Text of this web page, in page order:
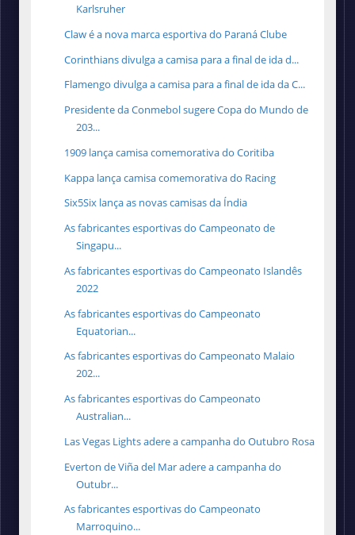
Karlsruher
Claw é a nova marca esportiva do Paraná Clube
Corinthians divulga a camisa para a final de ida d...
Flamengo divulga a camisa para a final de ida da C...
Presidente da Conmebol sugere Copa do Mundo de
203...
1909 lança camisa comemorativa do Coritiba
Kappa lança camisa comemorativa do Racing
Six5Six lança as novas camisas da Índia
As fabricantes esportivas do Campeonato de
Singapu...
As fabricantes esportivas do Campeonato Islandês
2022
As fabricantes esportivas do Campeonato
Equatorian...
As fabricantes esportivas do Campeonato Malaio
202...
As fabricantes esportivas do Campeonato
Australian...
Las Vegas Lights adere a campanha do Outubro Rosa
Everton de Viña del Mar adere a campanha do
Outubr...
As fabricantes esportivas do Campeonato
Marroquino...